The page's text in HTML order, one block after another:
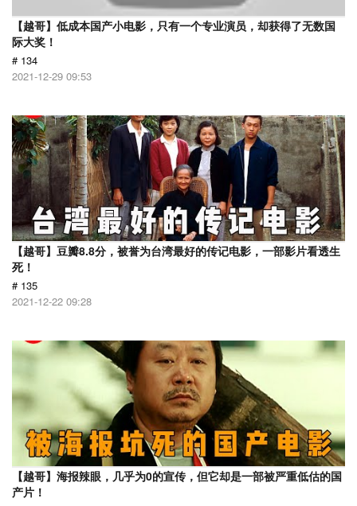
【越哥】低成本国产小电影，只有一个专业演员，却获得了无数国
际大奖！
# 134
2021-12-29 09:53
【越哥】豆瓣8.8分，被誉为台湾最好的传记电影，一部影片看透生
死！
# 135
2021-12-22 09:28
【越哥】海报辣眼，几乎为0的宣传，但它却是一部被严重低估的国
产片！